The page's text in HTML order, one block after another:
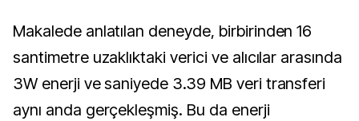
Makalede anlatılan deneyde, birbirinden 16
santimetre uzaklıktaki verici ve alıcılar arasında
3W enerji ve saniyede 3.39 MB veri transferi
aynı anda gerçekleşmiş. Bu da enerji